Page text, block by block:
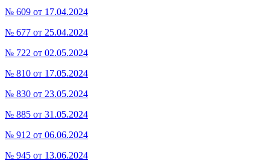
№ 609 от 17.04.2024
№ 677 от 25.04.2024
№ 722 от 02.05.2024
№ 810 от 17.05.2024
№ 830 от 23.05.2024
№ 885 от 31.05.2024
№ 912 от 06.06.2024
№ 945 от 13.06.2024